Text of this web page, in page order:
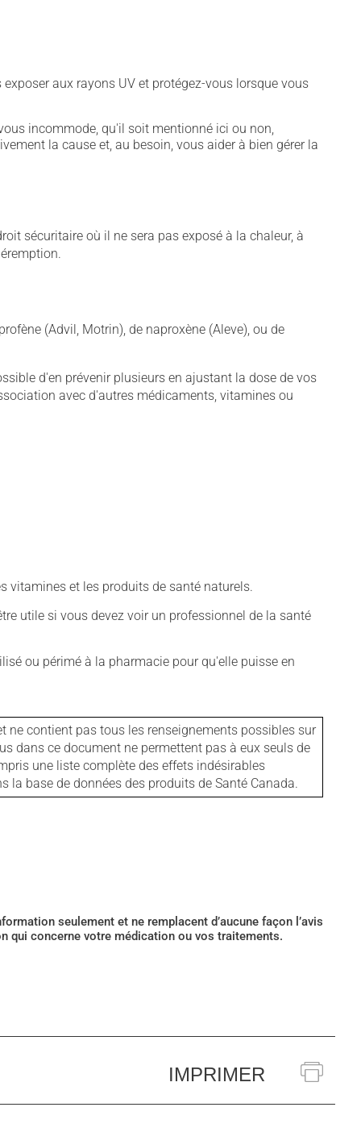
aux rayons UV et protégez-vous lorsque vous
incommode, qu'il soit mentionné ici ou non,
la cause et, au besoin, vous aider à bien gérer la
sécuritaire où il ne sera pas exposé à la chaleur, à
(Advil, Motrin), de naproxène (Aleve), ou de
d'en prévenir plusieurs en ajustant la dose de vos
avec d'autres médicaments, vitamines ou
vitamines et les produits de santé naturels.
utile si vous devez voir un professionnel de la santé
ou périmé à la pharmacie pour qu'elle puisse en
ne contient pas tous les renseignements possibles sur
dans ce document ne permettent pas à eux seuls de
une liste complète des effets indésirables
base de données des produits de Santé Canada.
seulement et ne remplacent d’aucune façon l’avis
qui concerne votre médication ou vos traitements.
IMPRIMER